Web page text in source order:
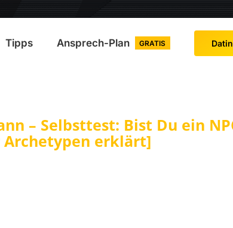
Tipps Ansprech-Plan GRATIS
– Selbsttest: Bist Du ein
Archetypen erklärt]